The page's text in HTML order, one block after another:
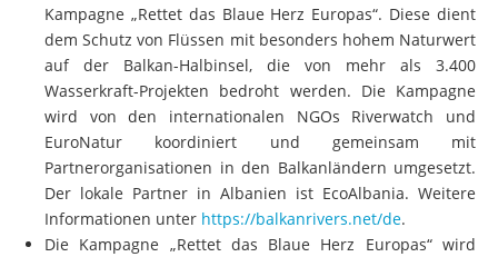
Kampagne „Rettet das Blaue Herz Europas“. Diese dient
dem Schutz von Flüssen mit besonders hohem Naturwert
auf der Balkan-Halbinsel, die von mehr als 3.400
Wasserkraft-Projekten bedroht werden. Die Kampagne
wird von den internationalen NGOs Riverwatch und
EuroNatur koordiniert und gemeinsam mit
Partnerorganisationen in den Balkanländern umgesetzt.
Der lokale Partner in Albanien ist EcoAlbania. Weitere
Informationen unter https://balkanrivers.net/de.
Die Kampagne „Rettet das Blaue Herz Europas“ wird